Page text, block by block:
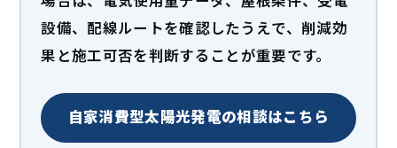
設備、配線ルートを確認したうえで、削減効
果と施工可否を判断することが重要です。
自家消費型太陽光発電の相談はこちら